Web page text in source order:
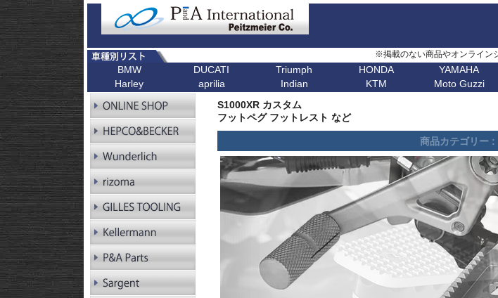
※掲載のない商品やオンライン
BMW
R シリーズ
R1300GS
Adventure
R1250GS
Adventure
R18
R18 Classic
R18
R12 nineT
R12S
RnineT Urban G/S
RnineT Scrambler
F シリーズ
F900GS
F800GS -18
F700GS
K シリーズ
K1600GT/GTL
K1600B
K1300S
K1200R
K1300GT
K1200GT
K1200LT
G シリーズ
G310R
S シリーズ
S1000R 21-
S1000R -20
S1000XR 20-
S1000XR -19
M1000RR 23-
M1000RR 21-22
M1000R
M1000XR
DUCATI
ピックアップ
Scrambler 1100
Multistrada V4
車種名
デザートX
モンスター V2
モンスター937
モンスター
ムルティストラー
パニガーレ
DesertX
Diavel
X Diavel
Hypermotard V2
Hypermotard 1100
Hypermotard 950
Hypermotard 939
Triumph
ピックアップ
Bonneville T120
Tiger 900
Scrambler 900
StreetTwin
Scrambler 400X
Scrambler 400XC
Speed 400
Tracker 400
車種名
ボンネ
スピー
スピー
スピー
スピー
スピー
ストリ
ストリ
スクラ
スクラ
スクラ
スクラ
トライ
HONDA
ピックアップ
400X / CB500X
CB1000R
CB650R
CB1000 Hornet
CB750 Hornet
REBEL 1100
NT1100
CL500
CL250
XL750 Transalp
YAMAHA
ピックアップ
XSR900GP
Tracer 9/GT
MT-07 25-
Tenere700
XSR700
YZF-R1 15-
YZF-R7
MT-03 / MT-25
XSR125
T-MAX560/TECH
Harley
ピックアップ
Pan America
Kellermann ウインカー
Dyna
Fat Bob 18-
Fat Bob -17
Forty-Eight
FXDR 114
FXDWG Dyna WideGlide
FLSTF Fat Boy
FLSTSB Cross Bones
FXSTC Softail Custom
Pan America
Softail
Softail Slim
aprilia
ピックアップ
Mana
RS457
RS660
RSV4
SR GT
Tuareg 660
Tuono 457
Tuono 660
Tuono
Indian
ピックアップ
FTR1200
SCOUT
KTM Moto Guzzi
V100 Mandello
S1000XR カスタム
フットペグ フットレスト など
商品カテゴリー :